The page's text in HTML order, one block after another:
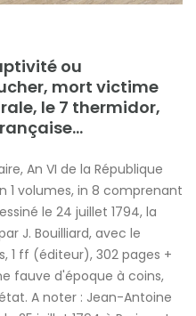
ou
mort victime
le 7 thermidor,
An VI de la République
1 volumes, in 8 comprenant
le 24 juillet 1794, la
J. Bouilliard, avec le
1 ff (éditeur), 302 pages +
fauve d'époque à coins,
A noter : Jean-Antoine